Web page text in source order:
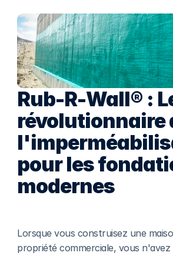
Rub-R-Wall® :
révolutionnaire
pour les
modernes
Lorsque vous construisez une
propriété commerciale, vous n'avez